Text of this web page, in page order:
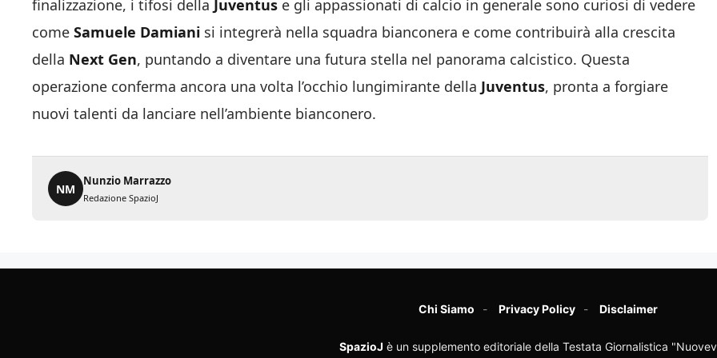
finalizzazione, i tifosi della Juventus e gli appassionati di calcio in generale sono curiosi di vedere
come Samuele Damiani si integrerà nella squadra bianconera e come contribuirà alla crescita
della Next Gen, puntando a diventare una futura stella nel panorama calcistico. Questa
operazione conferma ancora una volta l’occhio lungimirante della Juventus, pronta a forgiare
nuovi talenti da lanciare nell’ambiente bianconero.
NM
Nunzio Marrazzo
Redazione SpazioJ
Chi Siamo Privacy Policy Disclaimer
SpazioJ è un supplemento editoriale della Testata Giornalistica